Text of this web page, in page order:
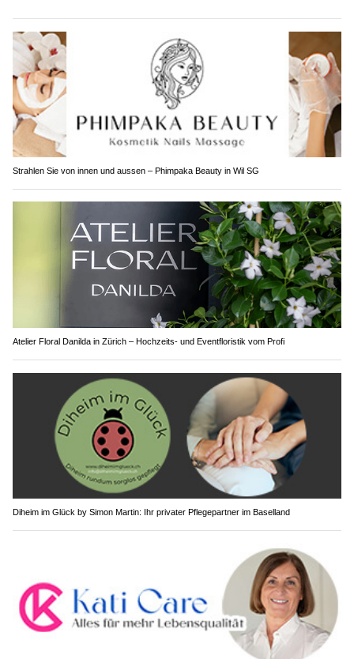
Strahlen Sie von innen und aussen – Phimpaka Beauty in Wil SG
Atelier Floral Danilda in Zürich – Hochzeits- und Eventfloristik vom Profi
Diheim im Glück by Simon Martin: Ihr privater Pflegepartner im Baselland